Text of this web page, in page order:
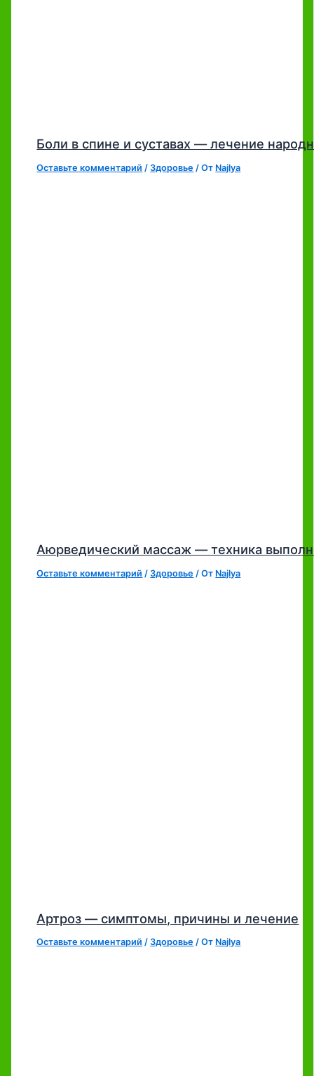
Боли в спине и суставах — лечение
Оставьте комментарий /Здоровье / От Najlya
Аюрведический массаж — техника
Оставьте комментарий /Здоровье / От Najlya
Артроз — симптомы, причины и лечение
Оставьте комментарий /Здоровье / От Najlya